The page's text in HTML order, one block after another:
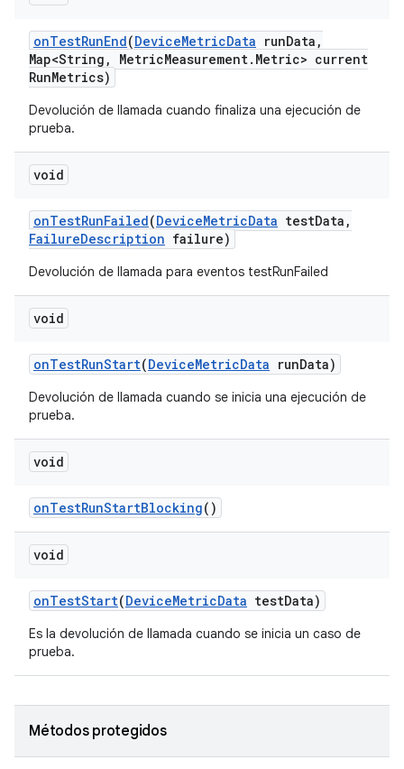
onTestRunEnd(DeviceMetricData runData ,
Map<String , MetricMeasurement. Metric> current
RunMetrics)
Devolución de llamada cuando finaliza una ejecución de
prueba.
void
onTestRunFailed(DeviceMetricData testData ,
FailureDescription failure)
Devolución de llamada para eventos testRunFailed
void
onTestRunStart(DeviceMetricData runData)
Devolución de llamada cuando se inicia una ejecución de
prueba.
void
onTestRunStartBlocking()
void
onTestStart(DeviceMetricData testData)
Es la devolución de llamada cuando se inicia un caso de
prueba.
Métodos protegidos